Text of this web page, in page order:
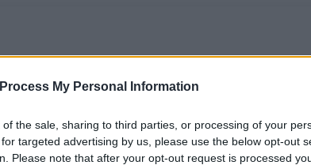
My Personal Information
the sale, sharing to third parties, or processing of your
targeted advertising by us, please use the below opt-out
Please note that after your opt-out request is processed